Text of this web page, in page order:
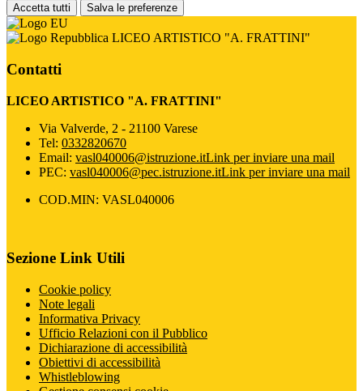
Accetta tutti Salva le preferenze
LICEO ARTISTICO "A. FRATTINI"
Contatti
LICEO ARTISTICO "A. FRATTINI"
Via Valverde, 2 - 21100 Varese
Tel: 0332820670
Email: vasl040006@istruzione.itLink per inviare una mail
PEC: vasl040006@pec.istruzione.itLink per inviare una mail
COD.MIN: VASL040006
Sezione Link Utili
Cookie policy
Note legali
Informativa Privacy
Ufficio Relazioni con il Pubblico
Dichiarazione di accessibilità
Obiettivi di accessibilità
Whistleblowing